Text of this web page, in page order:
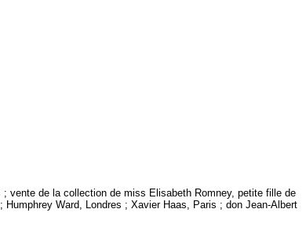
vente de la collection de miss Elisabeth Romney, petite fille de
Ward, Londres ; Xavier Haas, Paris ; don Jean-Albert